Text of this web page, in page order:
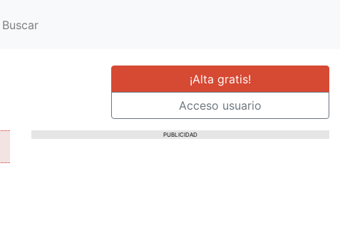
Buscar
¡Alta gratis!
Acceso usuario
PUBLICIDAD